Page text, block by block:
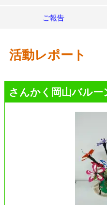
ご報告
活動レポート
さんかく岡山バルー